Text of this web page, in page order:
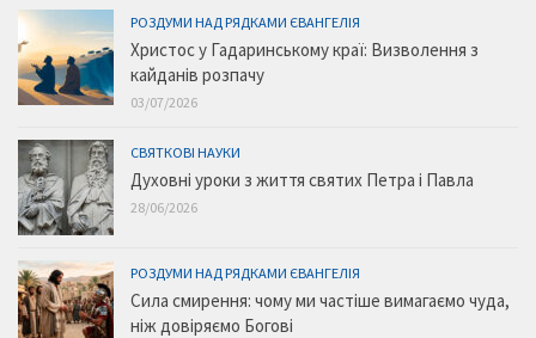
РОЗДУМИ НАД РЯДКАМИ ЄВАНГЕЛІЯ
Христос у Гадаринському краї: Визволення з
кайданів розпачу
03/07/2026
СВЯТКОВІ НАУКИ
Духовні уроки з життя святих Петра і Павла
28/06/2026
РОЗДУМИ НАД РЯДКАМИ ЄВАНГЕЛІЯ
Сила смирення: чому ми частіше вимагаємо чуда,
ніж довіряємо Богові